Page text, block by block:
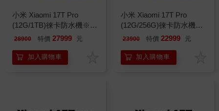
小米 Xiaomi 17T Pro
(12G/1TB)徠卡防水機※送
支架+內附保護殼※
28900 特價 27999 元
加入購物車
小米 Xiaomi 17T Pro
(12G/256G)徠卡防水機※
送支架+內附保護殼※
23900 特價 22999 元
加入購物車